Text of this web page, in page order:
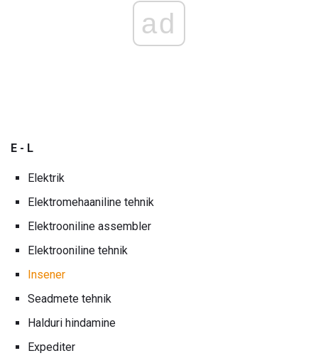
ad
E - L
Elektrik
Elektromehaaniline tehnik
Elektrooniline assembler
Elektrooniline tehnik
Insener
Seadmete tehnik
Halduri hindamine
Expediter